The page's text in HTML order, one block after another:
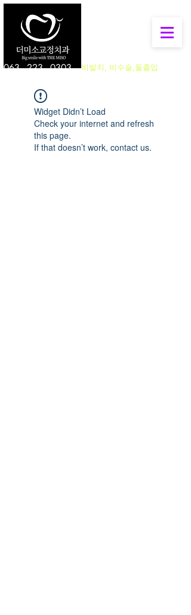
063 - 223 - 0303 비발치, 비수술,돌출입
Widget Didn’t Load
Check your internet and refresh
this page.
If that doesn’t work, contact us.